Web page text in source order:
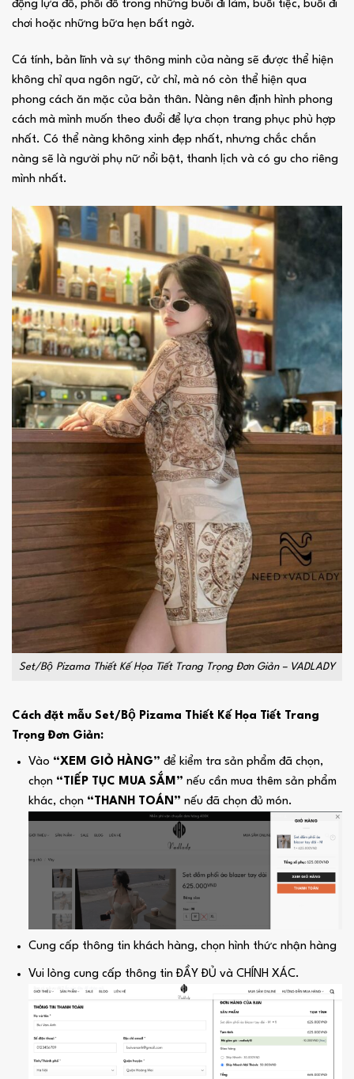
động lựa đồ, phối đồ trong những buổi đi làm, buổi tiệc, buổi đi
chơi hoặc những bữa hẹn bất ngờ.
Cá tính, bản lĩnh và sự thông minh của nàng sẽ được thể hiện
không chỉ qua ngôn ngữ, cử chỉ, mà nó còn thể hiện qua
phong cách ăn mặc của bản thân. Nàng nên định hình phong
cách mà mình muốn theo đuổi để lựa chọn trang phục phù hợp
nhất. Có thể nàng không xinh đẹp nhất, nhưng chắc chắn
nàng sẽ là người phụ nữ nổi bật, thanh lịch và có gu cho riêng
mình nhất.
Set/Bộ Pizama Thiết Kế Họa Tiết Trang Trọng Đơn Giản – VADLADY
Cách đặt mẫu Set/Bộ Pizama Thiết Kế Họa Tiết Trang
Trọng Đơn Giản:
Vào “XEM GIỎ HÀNG” để kiểm tra sản phẩm đã chọn,
chọn “TIẾP TỤC MUA SẮM” nếu cần mua thêm sản phẩm
khác, chọn “THANH TOÁN” nếu đã chọn đủ món.
Cung cấp thông tin khách hàng, chọn hình thức nhận hàng
Vui lòng cung cấp thông tin ĐẦY ĐỦ và CHÍNH XÁC.